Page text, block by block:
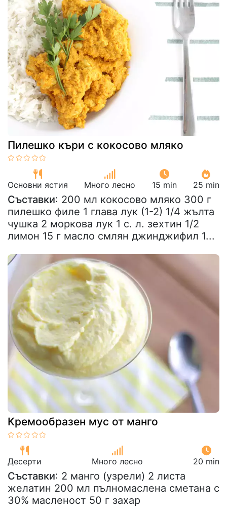
Пилешко къри с кокосово мляко
Основни ястия Много лесно 15 min 25 min
Съставки: 200 мл кокосово мляко 300 г
пилешко филе 1 глава лук (1-2) 1/4 жълта
чушка 2 моркова лук 1 с. л. зехтин 1/2
лимон 15 г масло смлян джинджифил 1...
Кремообразен мус от манго
Десерти Много лесно 20 min
Съставки: 2 манго (узрели) 2 листа
желатин 200 мл пълномаслена сметана с
30% масленост 50 г захар